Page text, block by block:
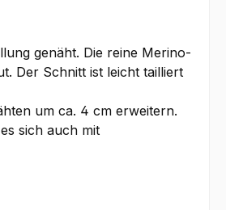
genäht. Die reine Merino-
Der Schnitt ist leicht tailliert
um ca. 4 cm erweitern.
sich auch mit